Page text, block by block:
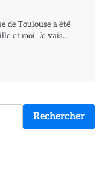
de Toulouse a été
et moi. Je vais…
Rechercher